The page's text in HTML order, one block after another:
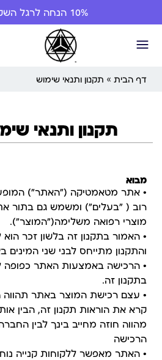
10% הנחה לרגל השקת האתר
דף הבית » תקנון ותנאי שימוש
תקנון ותנאי
מבוא
• אתר מטאמטיקה ("האתר")
רוב ( "בעלים") ומשמש גם בתור
מוצרי רפואה משלימה("המוצר").
• האמור בתקנון זה בלשון זכר
והתקנון מתייחס לבני שני המינים
• הרכישה באמצעות האתר כפופה
בתקנון זה.
• עצם רכישת המוצר באתר
קרא את הוראות תקנון זה, הבין
מהווה חוזה מחייב בינך לבין
הרכישה
• האתר מאפשר ללקוחות קנייה